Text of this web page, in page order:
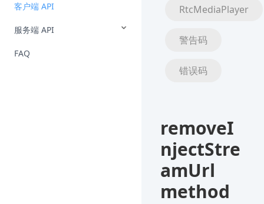
客户端 API
服务端 API
FAQ
RtcMediaPlayer
警告码
错误码
removeI
njectStre
amUrl
method